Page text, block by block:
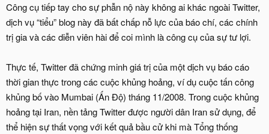
Công cụ tiếp tay cho sự phẫn nộ này không ai khác ngoài Twitter,
dịch vụ “tiểu” blog này đã bất chấp nỗ lực của báo chí, các chính
trị gia và các diễn viên hài để coi mình là công cụ của sự tư lợi.
Thực tế, Twitter đã chứng minh giá trị của một dịch vụ báo cáo
thời gian thực trong các cuộc khủng hoảng, ví dụ cuộc tấn công
khủng bố vào Mumbai (Ấn Độ) tháng 11/2008. Trong cuộc khủng
hoảng tại Iran, nền tảng Twitter được người dân Iran sử dụng, để
thể hiện sự thất vọng với kết quả bầu cử khi mà Tổng thống